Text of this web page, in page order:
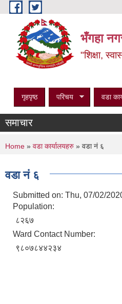
Skip to main content
भँगहा
"शिक्षा,
गृहपृष्ठ परिचय वडा
समाचार
You are here
Home » वडा कार्यालयहरु » वडा नं ६
वडा नं ६
Submitted on: Thu, 07/02/
Population:
८२६७
Ward Contact Number:
९८०७८४४२३४